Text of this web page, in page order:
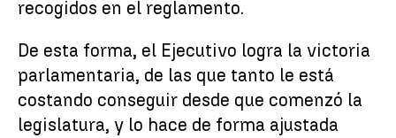
recogidos en el reglamento.
De esta forma, el Ejecutivo logra la victoria
parlamentaria, de las que tanto le está
costando conseguir desde que comenzó la
legislatura, y lo hace de forma ajustada